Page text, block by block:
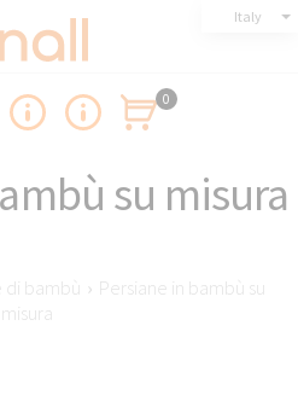
Italy
0
su misura
bambù › Persiane in bambù su
misura